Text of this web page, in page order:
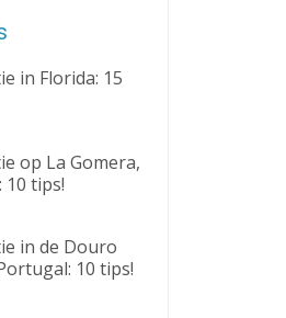
in Florida: 15
op La Gomera,
10 tips!
in de Douro
10 tips!